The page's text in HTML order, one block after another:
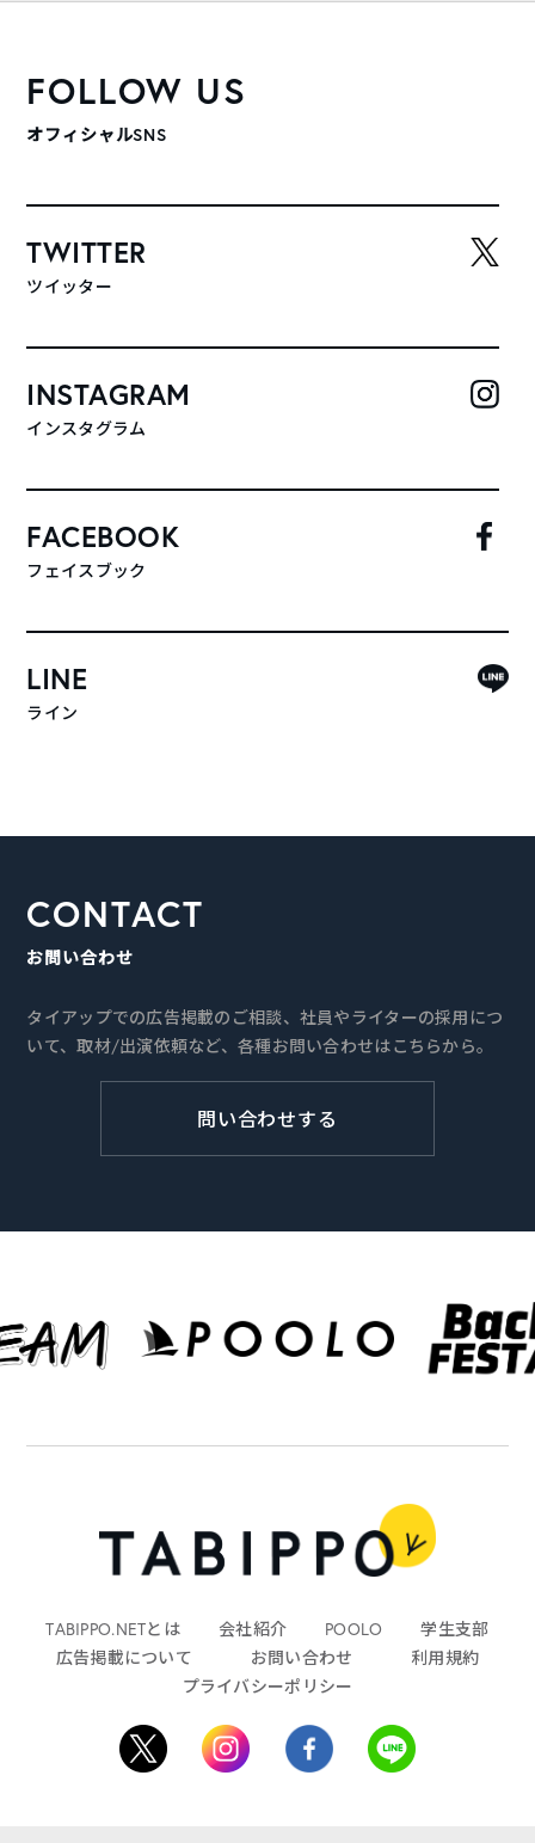
FOLLOW US
オフィシャルSNS
TWITTER
ツイッター
INSTAGRAM
インスタグラム
FACEBOOK
フェイスブック
LINE
ライン
CONTACT
お問い合わせ
タイアップでの広告掲載のご相談、社員やライターの採用につ
いて、取材/出演依頼など、各種お問い合わせはこちらから。
問い合わせする
TABIPPO.NETとは 会社紹介 POOLO
学生支部
広告掲載について
お問い合わせ
利用規約
プライバシーポリシー